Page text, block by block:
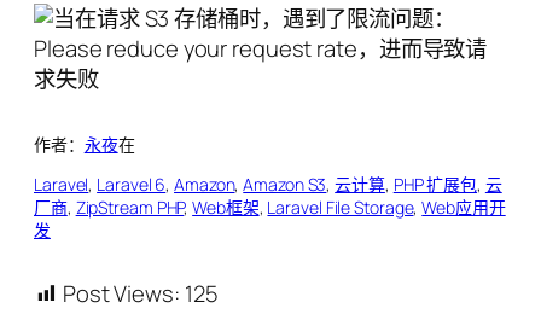
作者： 永夜在
Laravel, Laravel 6, Amazon, Amazon S3, 云计算, PHP 扩展包, 云
厂商, ZipStream PHP, Web框架, Laravel File Storage, Web应用开
发
Post Views: 125